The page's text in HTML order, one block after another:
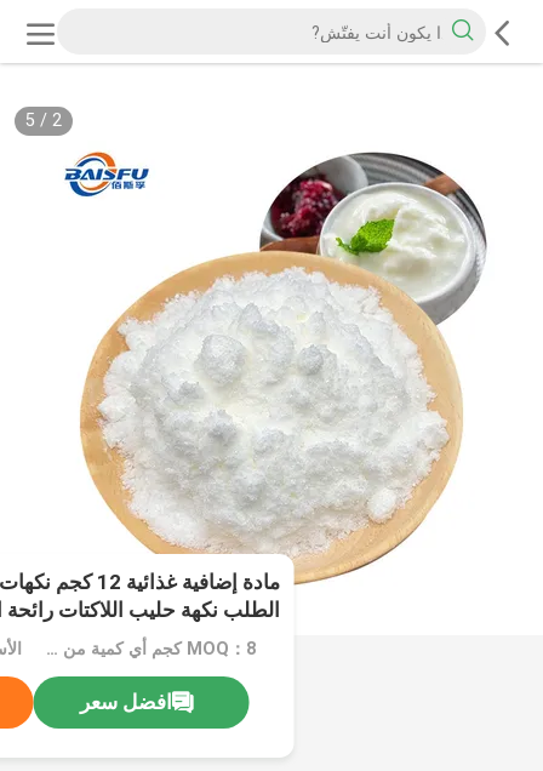
2
/
5
مادة إضافية
الطلب نكهة حليب اللاكتات رائحة
MOQ：8 كجم أي كمية من العبوات المخصصة لا يوجد حد أدنى للطلب
افضل سعر